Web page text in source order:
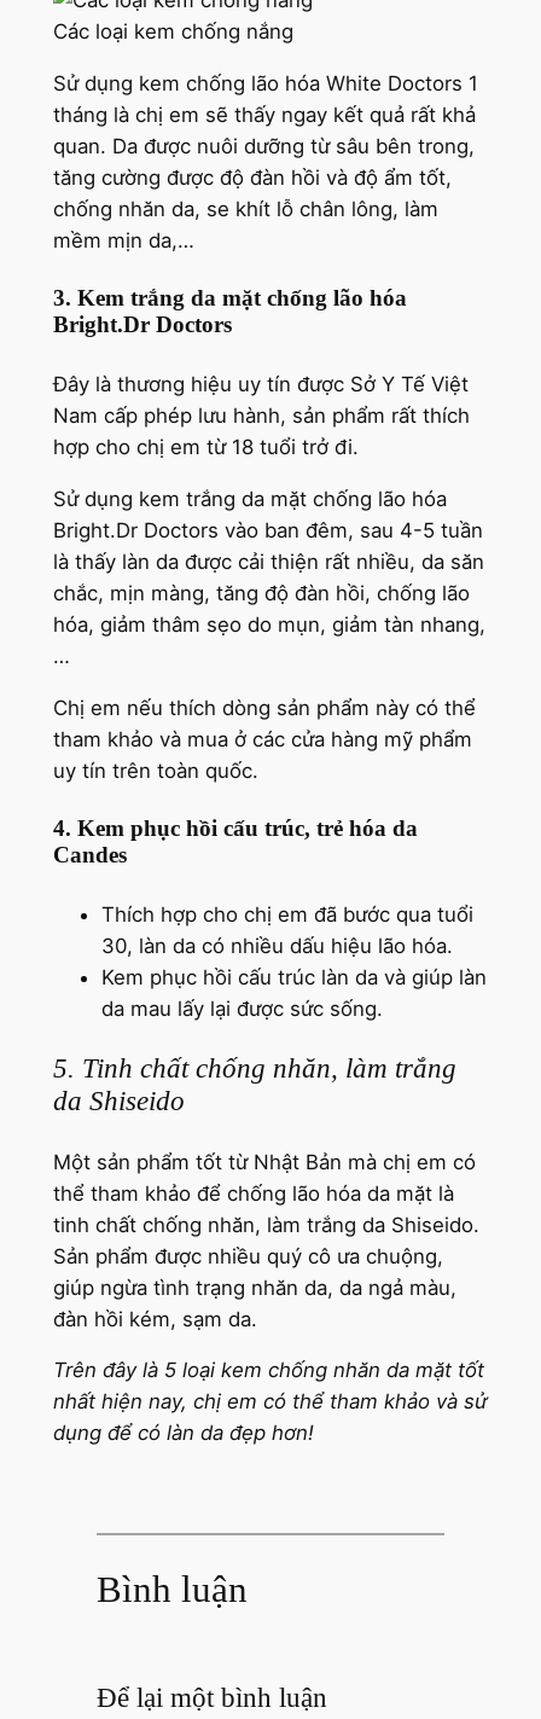
Các loại kem chống nắng
Sử dụng kem chống lão hóa White Doctors 1
tháng là chị em sẽ thấy ngay kết quả rất khả
quan. Da được nuôi dưỡng từ sâu bên trong,
tăng cường được độ đàn hồi và độ ẩm tốt,
chống nhăn da, se khít lỗ chân lông, làm
mềm mịn da,…
3. Kem trắng da mặt chống lão hóa
Bright.Dr Doctors
Đây là thương hiệu uy tín được Sở Y Tế Việt
Nam cấp phép lưu hành, sản phẩm rất thích
hợp cho chị em từ 18 tuổi trở đi.
Sử dụng kem trắng da mặt chống lão hóa
Bright.Dr Doctors vào ban đêm, sau 4-5 tuần
là thấy làn da được cải thiện rất nhiều, da săn
chắc, mịn màng, tăng độ đàn hồi, chống lão
hóa, giảm thâm sẹo do mụn, giảm tàn nhang,
…
Chị em nếu thích dòng sản phẩm này có thể
tham khảo và mua ở các cửa hàng mỹ phẩm
uy tín trên toàn quốc.
4. Kem phục hồi cấu trúc, trẻ hóa da
Candes
Thích hợp cho chị em đã bước qua tuổi
30, làn da có nhiều dấu hiệu lão hóa.
Kem phục hồi cấu trúc làn da và giúp làn
da mau lấy lại được sức sống.
5. Tinh chất chống nhăn, làm trắng
da Shiseido
Một sản phẩm tốt từ Nhật Bản mà chị em có
thể tham khảo để chống lão hóa da mặt là
tinh chất chống nhăn, làm trắng da Shiseido.
Sản phẩm được nhiều quý cô ưa chuộng,
giúp ngừa tình trạng nhăn da, da ngả màu,
đàn hồi kém, sạm da.
Trên đây là 5 loại kem chống nhăn da mặt tốt
nhất hiện nay, chị em có thể tham khảo và sử
dụng để có làn da đẹp hơn!
Bình luận
Để lại một bình luận